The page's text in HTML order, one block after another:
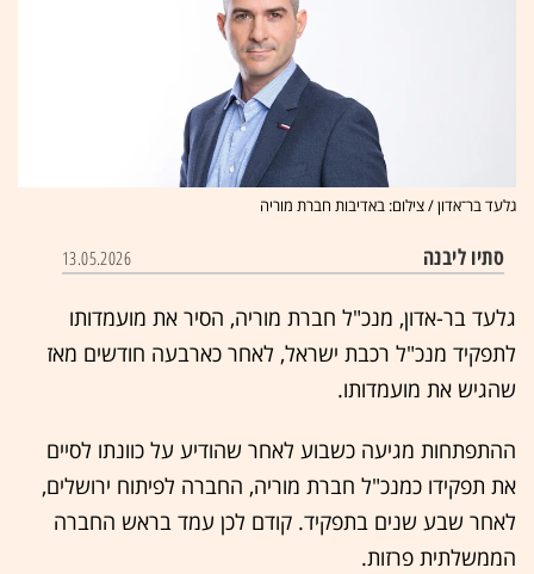
גלעד בר־אדון / צילום: באדיבות חברת מוריה
סתיו ליבנה 13.05.2026
גלעד בר-אדון, מנכ"ל חברת מוריה, הסיר את מועמדותו
לתפקיד מנכ"ל רכבת ישראל, לאחר כארבעה חודשים מאז
שהגיש את מועמדותו.
ההתפתחות מגיעה כשבוע לאחר שהודיע על כוונתו לסיים
את תפקידו כמנכ"ל חברת מוריה, החברה לפיתוח ירושלים,
לאחר שבע שנים בתפקיד. קודם לכן עמד בראש החברה
הממשלתית פרזות.